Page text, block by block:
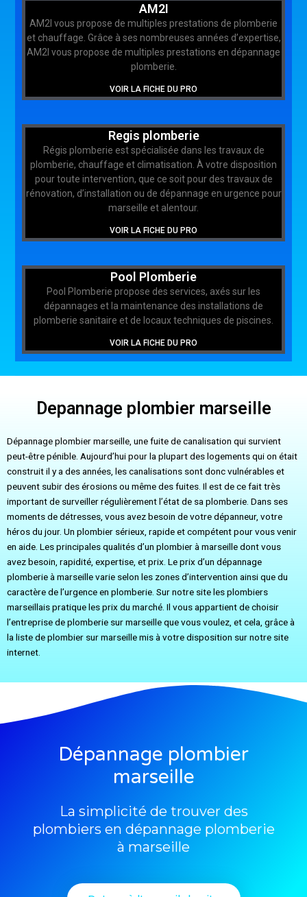
AM2I
AM2I vous propose de multiples prestations de plomberie
et chauffage. Grâce à ses nombreuses années d’expertise,
AM2I vous propose de multiples prestations en dépannage
plomberie.
VOIR LA FICHE DU PRO
Regis plomberie
Régis plomberie est spécialisée dans les travaux de
plomberie, chauffage et climatisation. À votre disposition
pour toute intervention, que ce soit pour des travaux de
rénovation, d’installation ou de dépannage en urgence pour
marseille et alentour.
VOIR LA FICHE DU PRO
Pool Plomberie
Pool Plomberie propose des services, axés sur les
dépannages et la maintenance des installations de
plomberie sanitaire et de locaux techniques de piscines.
VOIR LA FICHE DU PRO
Depannage plombier marseille
Dépannage plombier marseille, une fuite de canalisation qui survient
peut-être pénible. Aujourd’hui pour la plupart des logements qui on était
construit il y a des années, les canalisations sont donc vulnérables et
peuvent subir des érosions ou même des fuites. Il est de ce fait très
important de surveiller régulièrement l’état de sa plomberie. Dans ses
moments de détresses, vous avez besoin de votre dépanneur, votre
héros du jour. Un plombier sérieux, rapide et compétent pour vous venir
en aide. Les principales qualités d’un plombier à marseille dont vous
avez besoin, rapidité, expertise, et prix. Le prix d’un dépannage
plomberie à marseille varie selon les zones d’intervention ainsi que du
caractère de l’urgence en plomberie. Sur notre site les plombiers
marseillais pratique les prix du marché. Il vous appartient de choisir
l’entreprise de plomberie sur marseille que vous voulez, et cela, grâce à
la liste de plombier sur marseille mis à votre disposition sur notre site
internet.
Dépannage plombier
marseille
La simplicité de trouver des
plombiers en dépannage plomberie
à marseille